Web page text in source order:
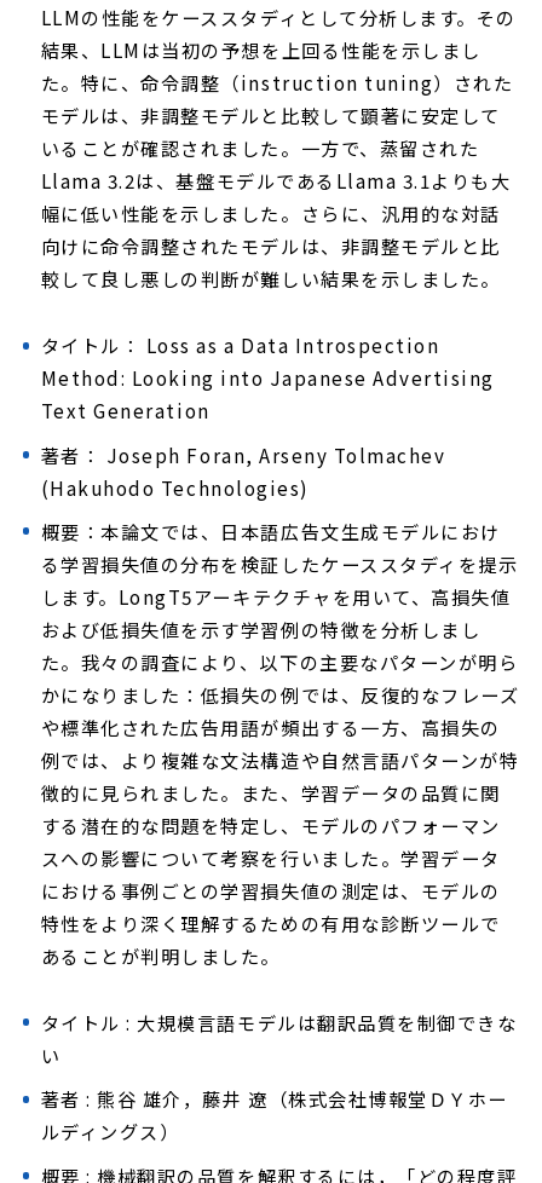
LLMの性能をケーススタディとして分析します。その
結果、LLMは当初の予想を上回る性能を示しまし
た。特に、命令調整（instruction tuning）された
モデルは、非調整モデルと比較して顕著に安定して
いることが確認されました。一方で、蒸留された
Llama 3.2は、基盤モデルであるLlama 3.1よりも大
幅に低い性能を示しました。さらに、汎用的な対話
向けに命令調整されたモデルは、非調整モデルと比
較して良し悪しの判断が難しい結果を示しました。
タイトル： Loss as a Data Introspection
Method: Looking into Japanese Advertising
Text Generation
著者： Joseph Foran, Arseny Tolmachev
(Hakuhodo Technologies)
概要：本論文では、日本語広告文生成モデルにおけ
る学習損失値の分布を検証したケーススタディを提示
します。LongT5アーキテクチャを用いて、高損失値
および低損失値を示す学習例の特徴を分析しまし
た。我々の調査により、以下の主要なパターンが明ら
かになりました：低損失の例では、反復的なフレーズ
や標準化された広告用語が頻出する一方、高損失の
例では、より複雑な文法構造や自然言語パターンが特
徴的に見られました。また、学習データの品質に関
する潜在的な問題を特定し、モデルのパフォーマン
スへの影響について考察を行いました。学習データ
における事例ごとの学習損失値の測定は、モデルの
特性をより深く理解するための有用な診断ツールで
あることが判明しました。
タイトル : 大規模言語モデルは翻訳品質を制御できな
い
著者 : 熊谷 雄介，藤井 遼（株式会社博報堂ＤＹホー
ルディングス）
概要 : 機械翻訳の品質を解釈するには，「どの程度評